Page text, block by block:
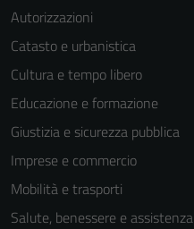
Autorizzazioni
Catasto e urbanistica
Cultura e tempo libero
Educazione e formazione
Giustizia e sicurezza pubblica
Imprese e commercio
Mobilità e trasporti
Salute, benessere e assistenza